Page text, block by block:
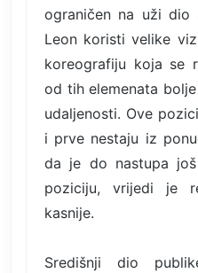
ograničen na uži dio
Leon koristi velike
koreografiju koja se
od tih elemenata
udaljenosti. Ove
i prve nestaju iz
da je do nastupa
poziciju, vrijedi je
kasnije.
Središnji dio